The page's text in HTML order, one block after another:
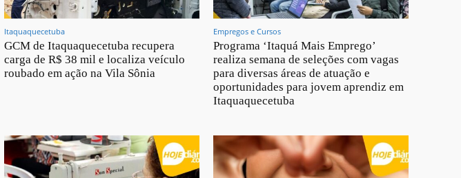
Itaquaquecetuba
GCM de Itaquaquecetuba recupera
carga de R$ 38 mil e localiza veículo
roubado em ação na Vila Sônia
Empregos e Cursos
Programa ‘Itaquá Mais Emprego’
realiza semana de seleções com vagas
para diversas áreas de atuação e
oportunidades para jovem aprendiz em
Itaquaquecetuba